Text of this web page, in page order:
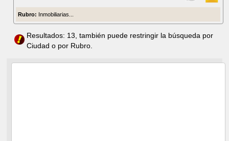
Rubro: Inmobiliarias...
Resultados: 13, también puede restringir la búsqueda por
Ciudad o por Rubro.